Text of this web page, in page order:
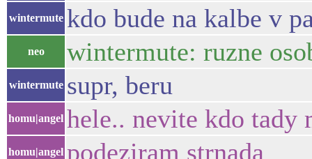
wintermute kdo bude na kalbe v
neo wintermute: ruzne
wintermute supr, beru
homu|angel hele.. nevite kdo tady
homu|angel podeziram strnada